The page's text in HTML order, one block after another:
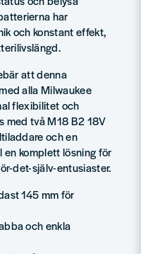
har
och konstant effekt,
att denna
alla Milwaukee
flexibilitet och
med två M18 B2 18V
och en
komplett lösning för
det-själv-entusiaster.
145 mm för
och enkla